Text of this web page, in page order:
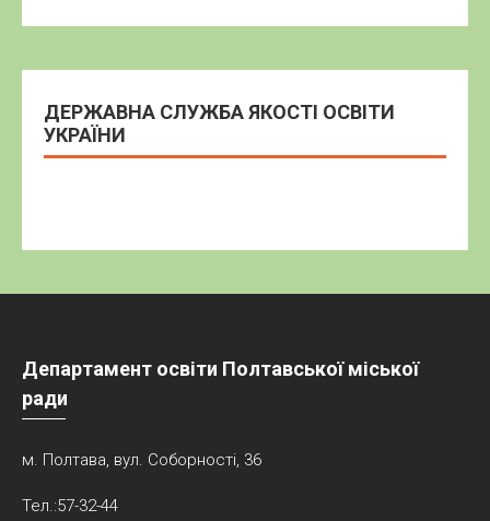
ДЕРЖАВНА СЛУЖБА ЯКОСТІ ОСВІТИ
УКРАЇНИ
Департамент освіти Полтавської міської
ради
м. Полтава, вул. Соборності, 36
Тел.:57-32-44